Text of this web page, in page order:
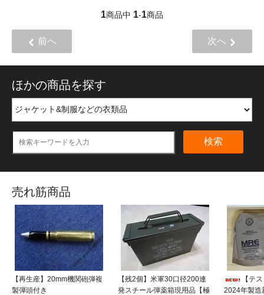
1商品中 1-1商品
前へ 次へ
ほかの商品を探す
検索
売れ筋商品
【再生産】20mm機関砲弾複
製弾頭付き
【残2個】米軍30口径200連
発スチール弾薬箱現用品【極
【テ
2024年製造